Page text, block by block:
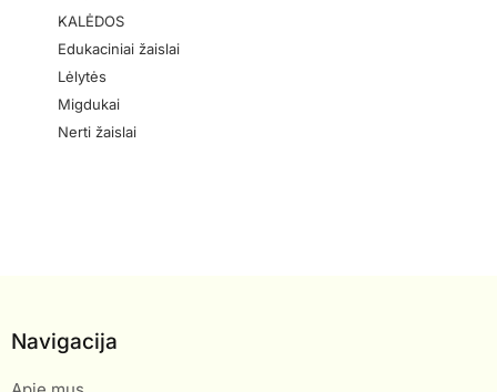
KALĖDOS
Edukaciniai žaislai
Lėlytės
Migdukai
Nerti žaislai
Navigacija